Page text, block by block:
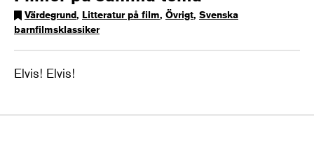
Värdegrund, Litteratur på film, Övrigt, Svenska
barnfilmsklassiker
Elvis! Elvis!